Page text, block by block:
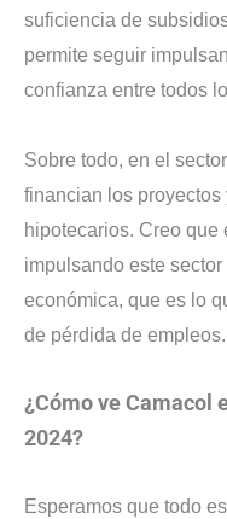
suficiencia de
permite seguir
confianza entre todos
Sobre todo, en el
financian los
hipotecarios. Creo que
impulsando este
económica, que es lo
de pérdida de empleos.
¿Cómo ve Camacol
2024?
Esperamos que todo